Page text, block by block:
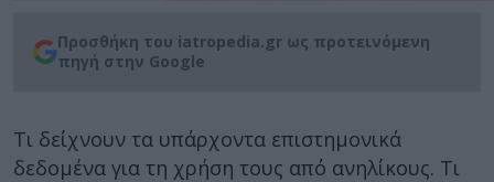
Προσθήκη του iatropedia.gr ως προτεινόμενη
πηγή στην Google
Τι δείχνουν τα υπάρχοντα επιστημονικά
δεδομένα για τη χρήση τους από ανηλίκους. Τι